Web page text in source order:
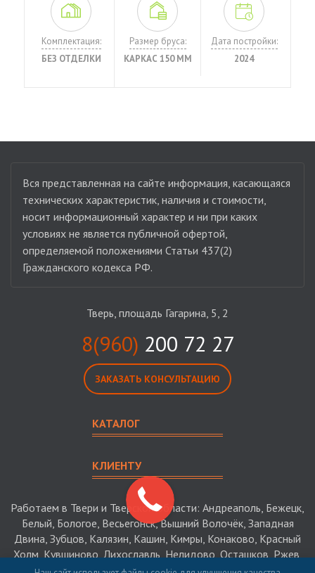
Комплектация:
БЕЗ ОТДЕЛКИ
Размер бруса:
КАРКАС 150 ММ
Дата постройки:
2024
Вся представленная на сайте информация, касающаяся
технических характеристик, наличия и стоимости,
носит информационный характер и ни при каких
условиях не является публичной офертой,
определяемой положениями Статьи 437(2)
Гражданского кодекса РФ.
Тверь, площадь Гагарина, 5, 2
8(960) 200 72 27
ЗАКАЗАТЬ КОНСУЛЬТАЦИЮ
КАТАЛОГ
КЛИЕНТУ
Работаем в Твери и Тверской области: Андреаполь, Бежецк,
Белый, Бологое, Весьегонск, Вышний Волочёк, Западная
Двина, Зубцов, Калязин, Кашин, Кимры, Конаково, Красный
Холм, Кувшиново, Лихославль, Нелидово, Осташков, Ржев,
Старица, Торжок, Торопец, Удомля